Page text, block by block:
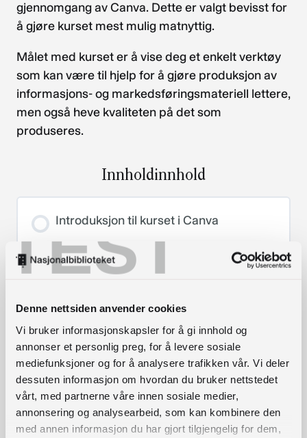
TEST
Denne nettsiden anvender cookies
Vi bruker informasjonskapsler for å gi innhold og
annonser et personlig preg, for å levere sosiale
mediefunksjoner og for å analysere trafikken vår. Vi deler
dessuten informasjon om hvordan du bruker nettstedet
vårt, med partnerne våre innen sosiale medier,
annonsering og analysearbeid, som kan kombinere den
med annen informasjon du har gjort tilgjengelig for dem,
gjennomgang av Canva. Dette er valgt bevisst for
å gjøre kurset mest mulig matnyttig.
Målet med kurset er å vise deg et enkelt verktøy
som kan være til hjelp for å gjøre produksjon av
informasjons- og markedsføringsmateriell lettere,
men også heve kvaliteten på det som
produseres.
Innholdinnhold
Introduksjon til kurset i Canva
Lær å bruke Canva
Komme i gang (1,47)
Velge format (2,33)